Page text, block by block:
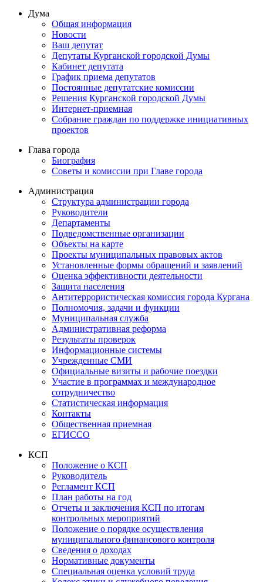
Дума
Общая информация
Новости
Ваш депутат
Депутаты Курганской городской Думы
Кабинет депутата
График приема депутатов
Постоянные депутатские комиссии
Решения Курганской городской Думы
Интернет-приемная
Собрание граждан по поддержке инициативных
проектов
Глава города
Биография
Советы и комиссии при Главе города
Администрация
Структура администрации города
Руководители
Департаменты
Подведомственные организации
Объекты на карте
Проекты муниципальных правовых актов
Установленные формы обращений и заявлений
Оценка эффективности деятельности
Защита населения
Антитеррористическая комиссия города Кургана
Полномочия, задачи и функции
Муниципальная служба
Административная реформа
Результаты проверок
Информационные системы
Учрежденные СМИ
Официальные визиты и рабочие поездки
Участие в программах и международное
сотрудничество
Статистическая информация
Контакты
Общественная приемная
ЕГИССО
КСП
Положение о КСП
Руководитель
Регламент КСП
План работы на год
Отчеты и заключения КСП по итогам
контрольных мероприятий
Положение о порядке осуществления
муниципального финансового контроля
Сведения о доходах
Нормативные документы
Специальная оценка условий труда